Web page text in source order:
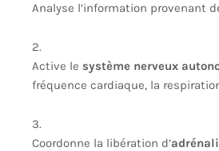
Analyse l’information provenant
Active le système nerveux
fréquence cardiaque, la
Coordonne la libération d’